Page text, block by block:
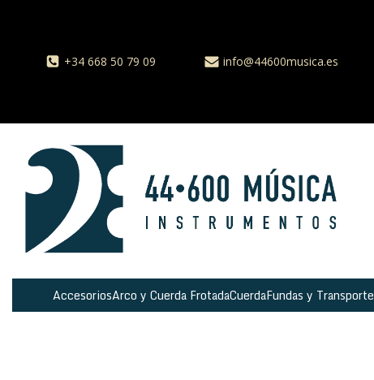
+34 668 50 79 09 info@44600musica.es
AccesoriosArco y Cuerda FrotadaCuerdaFundas y Transporte